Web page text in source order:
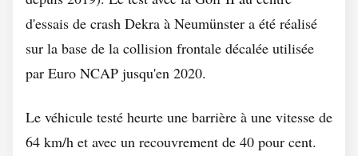
d'essais de crash Dekra à Neumünster a été réalisé
sur la base de la collision frontale décalée utilisée
par Euro NCAP jusqu'en 2020.
Le véhicule testé heurte une barrière à une vitesse de
64 km/h et avec un recouvrement de 40 pour cent.